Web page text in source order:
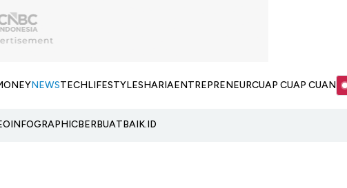
NEWSTECHLIFESTYLESHARIAENTREPRENEURCUAP CUAP CUAN
INFOGRAPHICBERBUATBAIK.ID